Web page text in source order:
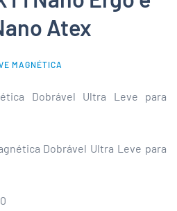
Atex
MAGNÉTICA
Dobrável Ultra Leve para
Dobrável Ultra Leve para